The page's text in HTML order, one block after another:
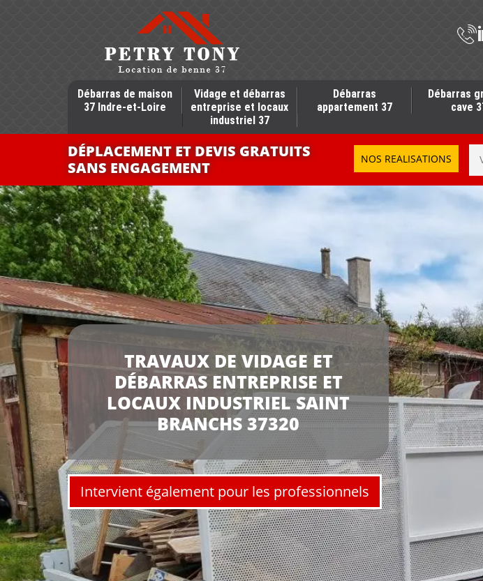
Débarras de maison
37 Indre-et-Loire
Vidage et débarras
entreprise et locaux
industriel 37
Débarras
appartement 37
Débarras
cave
DÉPLACEMENT ET DEVIS GRATUITS
SANS ENGAGEMENT
NOS REALISATIONS
TRAVAUX DE VIDAGE ET
DÉBARRAS ENTREPRISE ET
LOCAUX INDUSTRIEL SAINT
BRANCHS 37320
Intervient également pour les professionnels